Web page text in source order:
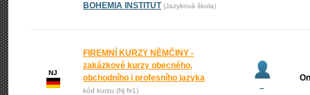
BOHEMIA INSTITUT (Jazyková škola)
NJ
FIREMNÍ KURZY NĚMČINY -
zakázkové kurzy obecného,
obchodního i profesního jazyka
kód kurzu (Nj fir1) –